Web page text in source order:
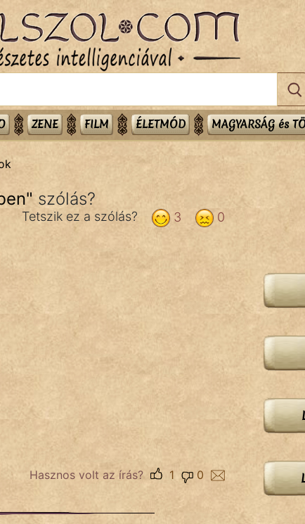
ZENE FILM ÉLETMÓD MAGYARSÁG és
" szólás?
0
3
Tetszik ez a szólás?
Hasznos volt az írás? 0
1